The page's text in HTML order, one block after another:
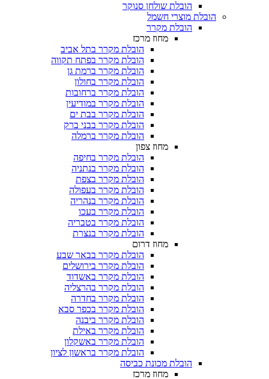
הובלת שולחן סנוקר​
מוצרי חשמל
הובלת מקרר בתל אביב
הובלת מקרר בפתח תקווה
הובלת מקרר ברמת גן
הובלת מקרר בחולון
הובלת מקרר ברחובות
הובלת מקרר במודיעין
הובלת מקרר בבת ים
הובלת מקרר בבני ברק
הובלת מקרר ברמלה
הובלת מקרר בחיפה
הובלת מקרר בנתניה
הובלת מקרר בצפת
הובלת מקרר בעפולה
הובלת מקרר בנהריה
הובלת מקרר בעכו
הובלת מקרר בטבריה
הובלת מקרר בנצרת
הובלת מקרר בבאר שבע
הובלת מקרר בירושלים
הובלת מקרר באשדוד
הובלת מקרר בהרצליה
הובלת מקרר בחדרה
הובלת מקרר בכפר סבא
הובלת מקרר ביבנה
הובלת מקרר באילת
הובלת מקרר באשקלון
הובלת מקרר בראשון לציון
הובלת מכונת כביסה